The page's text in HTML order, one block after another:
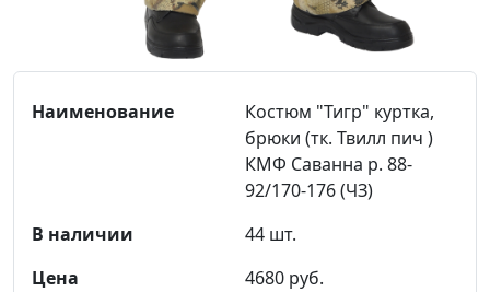
Костюм "Тигр" куртка,
брюки (тк. Твилл пич )
КМФ Саванна р. 88-
92/170-176 (ЧЗ)
44 шт.
4680 руб.